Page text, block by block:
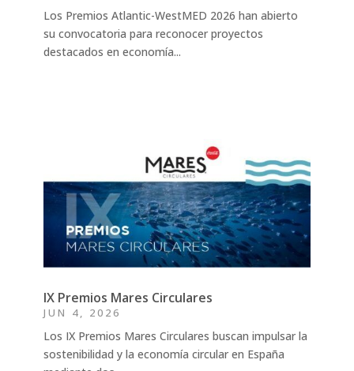
Los Premios Atlantic-WestMED 2026 han abierto
su convocatoria para reconocer proyectos
destacados en economía...
IX Premios Mares Circulares
JUN 4, 2026
Los IX Premios Mares Circulares buscan impulsar la
sostenibilidad y la economía circular en España